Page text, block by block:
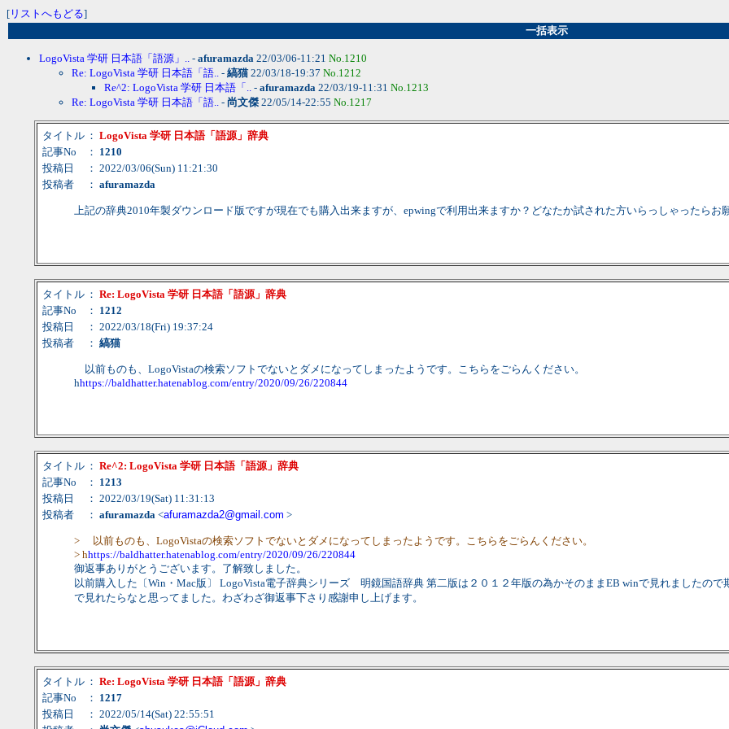
[ リストへもどる]
一括表示
LogoVista 学研 日本語「語源」.. - afuramazda 22/03/06-11:21 No.1210
Re: LogoVista 学研 日本語「語.. - 縞猫22/03/18-19:37 No.1212
Re^2: LogoVista 学研 日本語「.. - afuramazda 22/03/19-11:31 No.1213
Re: LogoVista 学研 日本語「語.. - 尚文傑 22/05/14-22:55 No.1217
タイトル ： LogoVista 学研 日本語「語源」辞典
記事No
： 1210
投稿日
： 2022/03/06(Sun) 11:21:30
投稿者
： afuramazda
上記の辞典2010年製ダウンロード版ですが現在でも購入出来ますが、epwingで利用出来ますか？どなたか試された方いらっしゃったらお
タイトル ： Re: LogoVista 学研 日本語「語源」辞典
記事No
： 1212
投稿日
： 2022/03/18(Fri) 19:37:24
投稿者
： 縞猫
以前ものも、LogoVistaの検索ソフトでないとダメになってしまったようです。こちらをごらんください。
hhttps://baldhatter.hatenablog.com/entry/2020/09/26/220844
タイトル ： Re^2: LogoVista 学研 日本語「語源」辞典
記事No
： 1213
投稿日
： 2022/03/19(Sat) 11:31:13
投稿者
： afuramazda<afuramazda2@gmail.com >
> 以前ものも、LogoVistaの検索ソフトでないとダメになってしまったようです。こちらをごらんください。
> hhttps://baldhatter.hatenablog.com/entry/2020/09/26/220844
御返事ありがとうございます。了解致しました。
以前購入した〔Win・Mac版〕 LogoVista電子辞典シリーズ 明鏡国語辞典 第二版は２０１２年版の為かそのままEB winで見れましたの
で見れたらなと思ってました。わざわざ御返事下さり感謝申し上げます。
タイトル ： Re: LogoVista 学研 日本語「語源」辞典
記事No
： 1217
投稿日
： 2022/05/14(Sat) 22:55:51